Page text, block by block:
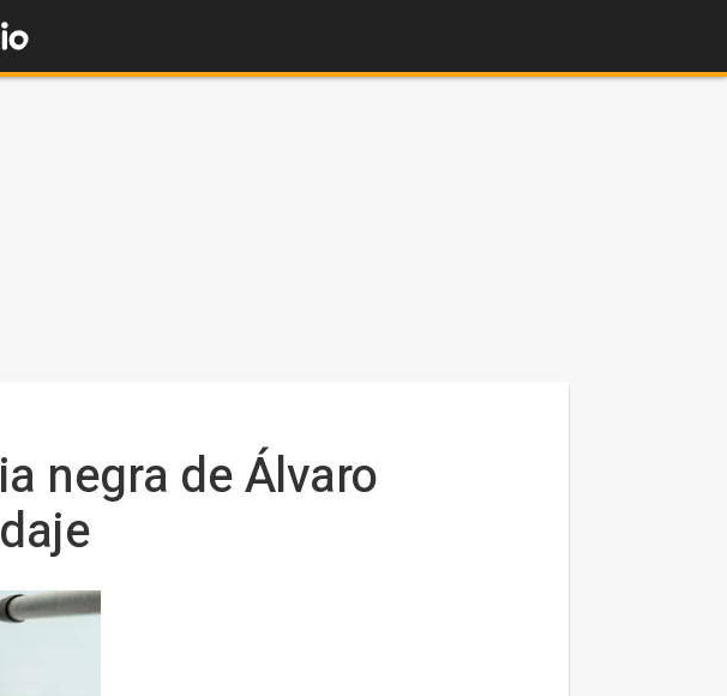
negra de Álvaro